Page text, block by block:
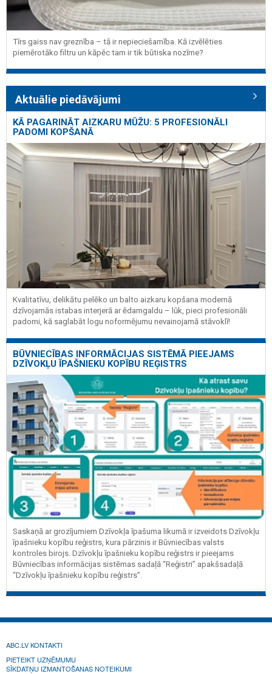
Tīrs gaiss nav greznība – tā ir nepieciešamība. Kā izvēlēties
piemērotāko filtru un kāpēc tam ir tik būtiska nozīme?
Aktuālie piedāvājumi
KĀ PAGARINĀT AIZKARU MŪŽU: 5 PROFESIONĀLI
PADOMI KOPŠANĀ
Kvalitatīvu, delikātu pelēko un balto aizkaru kopšana modernā
dzīvojamās istabas interjerā ar ēdamgaldu – lūk, pieci profesionāli
padomi, kā saglabāt logu noformējumu nevainojamā stāvoklī!
BŪVNIECĪBAS INFORMĀCIJAS SISTĒMĀ PIEEJAMS
DZĪVOKĻU ĪPAŠNIEKU KOPĪBU REĢISTRS
Saskaņā ar grozījumiem Dzīvokļa īpašuma likumā ir izveidots Dzīvokļu
īpašnieku kopību reģistrs, kura pārzinis ir Būvniecības valsts
kontroles birojs. Dzīvokļu īpašnieku kopību reģistrs ir pieejams
Būvniecības informācijas sistēmas sadaļā “Reģistri” apakšsadaļā
“Dzīvokļu īpašnieku kopību reģistrs”.
ABC.LV KONTAKTI
PIETEIKT UZŅĒMUMU
SĪKDATŅU IZMANTOŠANAS NOTEIKUMI